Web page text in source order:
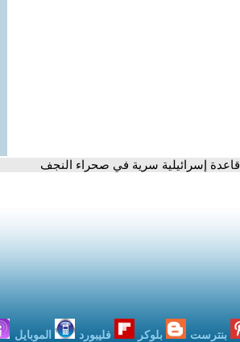
إسرائيلية سرية في صحراء النجف
بنترست بلوكر فليبورد الموبايل